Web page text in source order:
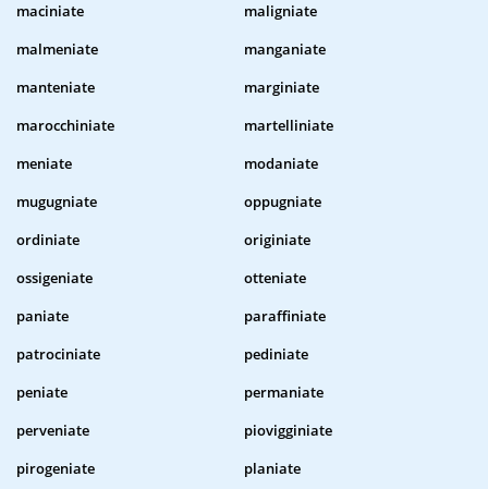
maciniate
maligniate
malmeniate
manganiate
manteniate
marginiate
marocchiniate
martelliniate
meniate
modaniate
mugugniate
oppugniate
ordiniate
originiate
ossigeniate
otteniate
paniate
paraffiniate
patrociniate
pediniate
peniate
permaniate
perveniate
piovigginiate
pirogeniate
planiate